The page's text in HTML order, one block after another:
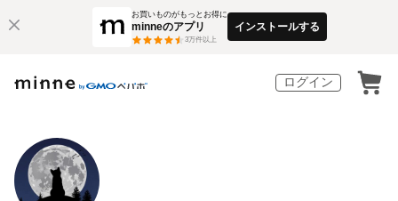
お買いものがもっとお得に
minneのアプリ
3万件以上
インストールする
ログイン